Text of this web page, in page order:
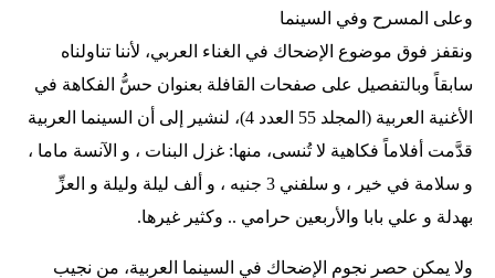
وعلى المسرح وفي السينما
ونقفز فوق موضوع الإضحاك في الغناء العربي، لأننا تناولناه
سابقاً وبالتفصيل على صفحات القافلة بعنوان حسُّ الفكاهة في
الأغنية العربية (المجلد 55 العدد 4)، لنشير إلى أن السينما العربية
قدَّمت أفلاماً فكاهية لا تُنسى، منها: غزل البنات ، و الآنسة ماما ،
و سلامة في خير ، و سلفني 3 جنيه ، و ألف ليلة وليلة و العزِّ
بهدلة و علي بابا والأربعين حرامي .. وكثير غيرها.
ولا يمكن حصر نجوم الإضحاك في السينما العربية، من نجيب